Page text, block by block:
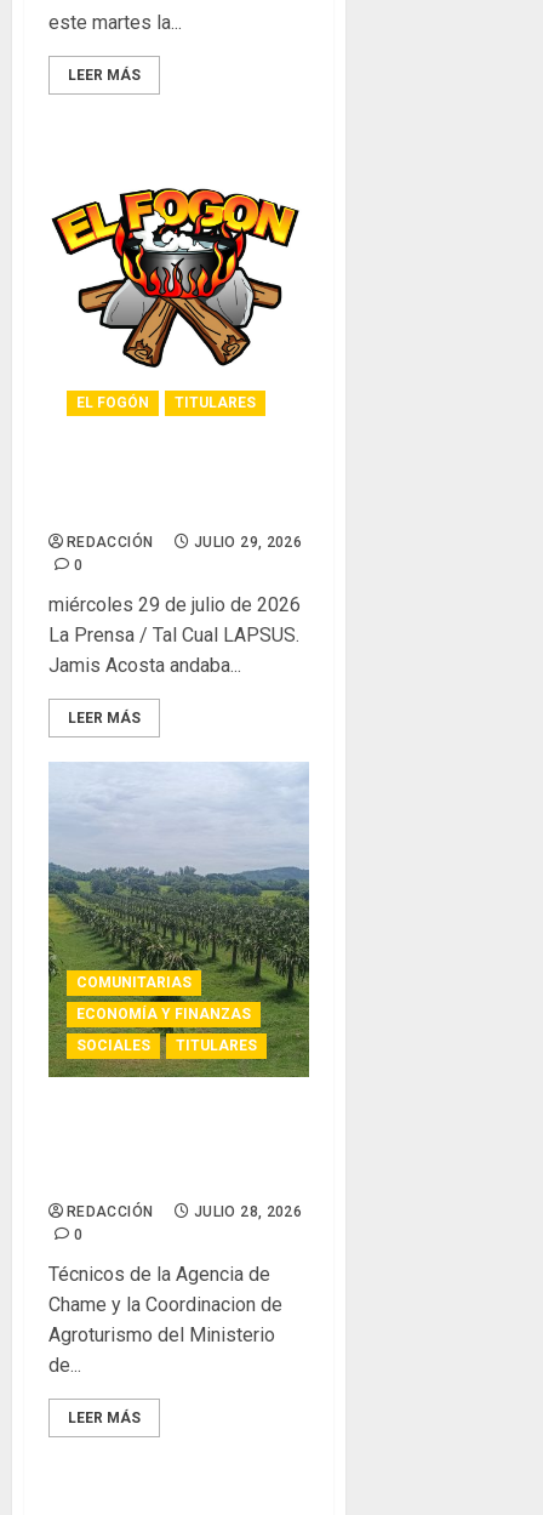
este martes la...
LEER MÁS
EL FOGÓN TITULARES
REDACCIÓN
JULIO 29, 2026
0
miércoles 29 de julio de 2026
La Prensa / Tal Cual LAPSUS.
Jamis Acosta andaba...
LEER MÁS
COMUNITARIAS
ECONOMÍA Y FINANZAS
SOCIALES
TITULARES
REDACCIÓN
JULIO 28, 2026
0
Técnicos de la Agencia de
Chame y la Coordinacion de
Agroturismo del Ministerio
de...
LEER MÁS